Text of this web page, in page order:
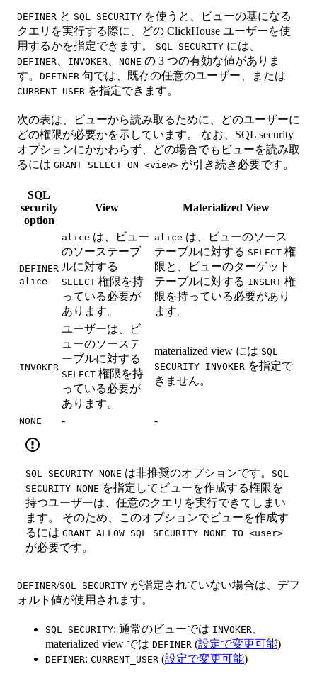
DEFINER と SQL SECURITY を使うと、ビューの基になる
クエリを実行する際に、どの ClickHouse ユーザーを使
用するかを指定できます。
SQL SECURITY には、
DEFINER INVOKER NONE の 3 つの有効な値がありま
す。 DEFINER 句では、既存の任意のユーザー、または
CURRENT_USER を指定できます。
次の表は、ビューから読み取るために、どのユーザーに
どの権限が必要かを示しています。 なお、SQL security
オプションにかかわらず、どの場合でもビューを読み取
るには GRANT SELECT ON <view> が引き続き必要です。
SQL
security
option
View Materialized View
DEFINER
alice
alice は、ビュー
のソーステーブ
ルに対する
SELECT 権限を持
っている必要が
あります。
alice は、ビューのソース
テーブルに対する SELECT 権
限と、ビューのターゲット
テーブルに対する INSERT 権
限を持っている必要があり
ます。
INVOKER
ユーザーは、ビ
ューのソーステ
ーブルに対する
SELECT 権限を持
っている必要が
あります。
materialized view には SQL
SECURITY INVOKER を指定で
きません。
NONE - -
SQL SECURITY NONE は非推奨のオプションです。
SQL
SECURITY NONE を指定してビューを作成する権限を
持つユーザーは、任意のクエリを実行できてしまい
ます。 そのため、このオプションでビューを作成す
るには GRANT ALLOW SQL SECURITY NONE TO <user>
が必要です。
DEFINER/SQL SECURITY が指定されていない場合は、デフ
ォルト値が使用されます。
SQL SECURITY: 通常のビューでは INVOKER
materialized view では DEFINER (設定で変更可能)
DEFINER: CURRENT_USER (設定で変更可能)